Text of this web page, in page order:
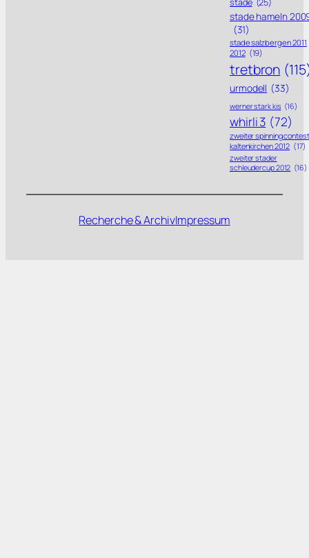
stade (25)
stade hameln
(31)
stade salzbergen 2011
2012 (19)
tretbron
urmodell (33)
werner stark kis (16)
whirli 3 (72)
zweiter spinning contest
kaltenkirchen 2012 (17)
zweiter stader
schleudercup 2012 (16)
Recherche & ArchivImpressum